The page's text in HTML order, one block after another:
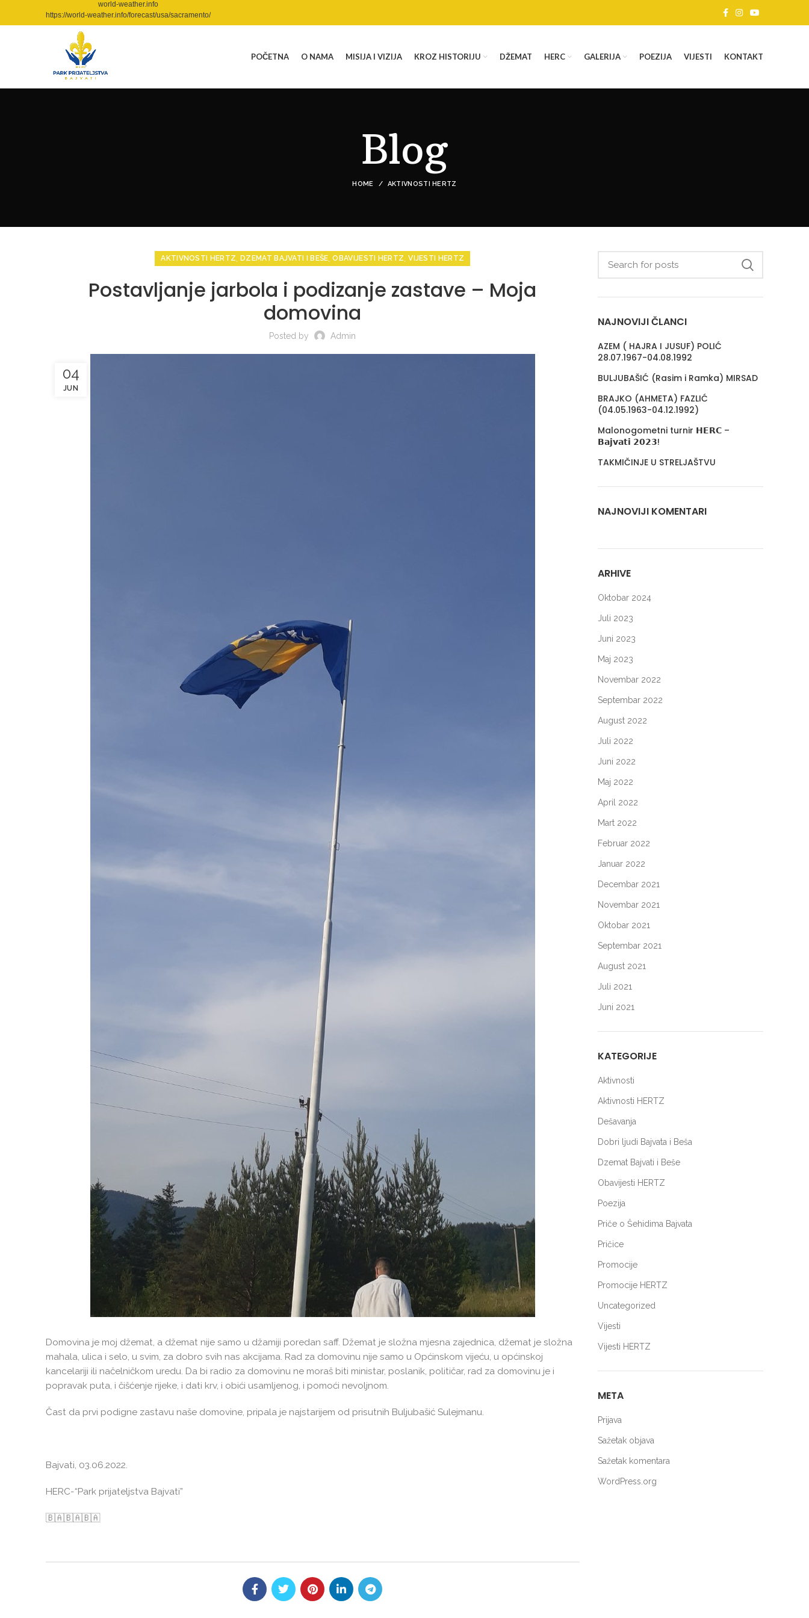
world-weather.info
https://world-weather.info/forecast/usa/sacramento/
POČETNA O NAMA MISIJA I VIZIJA KROZ HISTORIJU DŽEMAT HERC GALERIJA POEZIJA VIJESTI KONTAKT
Blog
HOME AKTIVNOSTI HERTZ
AKTIVNOSTI HERTZ ,DZEMAT BAJVATI I BEŠE ,OBAVIJESTI HERTZ ,VIJESTI HERTZ
Postavljanje jarbola i podizanje zastave – Moja
domovina
Posted by Admin
04
JUN
Domovina je moj džemat, a džemat nije samo u džamiji poredan saff. Džemat je složna mjesna zajednica, džemat je složna
mahala, ulica i selo, u svim, za dobro svih nas akcijama. Rad za domovinu nije samo u Općinskom vijeću, u općinskoj
kancelariji ili načelničkom uredu. Da bi radio za domovinu ne moraš biti ministar, poslanik, političar, rad za domovinu je i
popravak puta, i čišćenje rijeke, i dati krv, i obići usamljenog, i pomoći nevoljnom.
Čast da prvi podigne zastavu naše domovine, pripala je najstarijem od prisutnih Buljubašić Sulejmanu.
Bajvati, 03.06.2022.
HERC-“Park prijateljstva Bajvati”
🇧🇦🇧🇦🇧🇦
NAJNOVIJI ČLANCI
AZEM ( HAJRA I JUSUF) POLIĆ
28.07.1967-04.08.1992
BULJUBAŠIĆ (Rasim i Ramka) MIRSAD
BRAJKO (AHMETA) FAZLIĆ
(04.05.1963-04.12.1992)
Malonogometni turnir 𝗛𝗘𝗥𝗖 –
𝗕𝗮𝗷𝘃𝗮𝘁𝗶 𝟮𝟬𝟮𝟯!
TAKMIČINJE U STRELJAŠTVU
NAJNOVIJI KOMENTARI
ARHIVE
Oktobar 2024
Juli 2023
Juni 2023
Maj 2023
Novembar 2022
Septembar 2022
August 2022
Juli 2022
Juni 2022
Maj 2022
April 2022
Mart 2022
Februar 2022
Januar 2022
Decembar 2021
Novembar 2021
Oktobar 2021
Septembar 2021
August 2021
Juli 2021
Juni 2021
KATEGORIJE
Aktivnosti
Aktivnosti HERTZ
Dešavanja
Dobri ljudi Bajvata i Beša
Dzemat Bajvati i Beše
Obavijesti HERTZ
Poezija
Priče o Šehidima Bajvata
Pričice
Promocije
Promocije HERTZ
Uncategorized
Vijesti
Vijesti HERTZ
META
Prijava
Sažetak objava
Sažetak komentara
WordPress.org